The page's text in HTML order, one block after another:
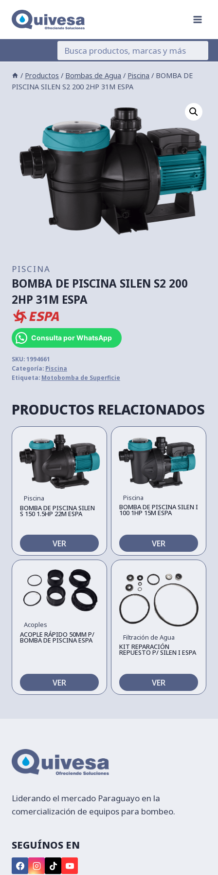
contenido
/ Productos / Bombas de Agua / Piscina / BOMBA DE
PISCINA SILEN S2 200 2HP 31M ESPA
PISCINA
BOMBA DE PISCINA SILEN S2 200
2HP 31M ESPA
Consulta por WhatsApp
SKU: 1994661
Categoría: Piscina
Etiqueta: Motobomba de Superficie
PRODUCTOS RELACIONADOS
Piscina
BOMBA DE PISCINA SILEN
S 150 1.5HP 22M ESPA
VER
Piscina
BOMBA DE PISCINA SILEN I
100 1HP 15M ESPA
VER
Acoples
ACOPLE RÁPIDO 50MM P/
BOMBA DE PISCINA ESPA
VER
Filtración de Agua
KIT REPARACIÓN
REPUESTO P/ SILEN I ESPA
VER
Liderando el mercado Paraguayo en la
comercialización de equipos para bombeo.
SEGUÍNOS EN